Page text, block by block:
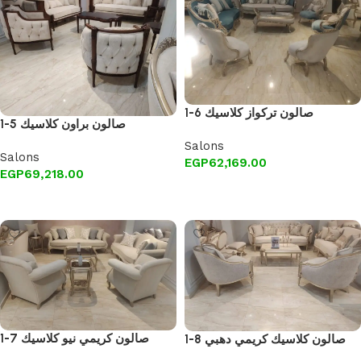
1-5 صالون براون كلاسيك
Salons
EGP69,218.00
1-6 صالون تركواز كلاسيك
Salons
EGP62,169.00
1-7 صالون كريمي نيو كلاسيك 1-8 صالون كلاسيك كريمي دهبي